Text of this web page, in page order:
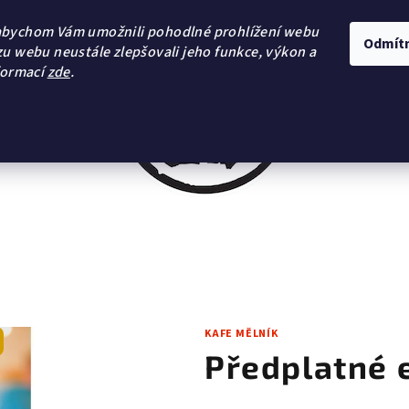
Vám umožnili pohodlné prohlížení webu
webu neustále zlepšovali jeho funkce, výkon a
zde.
KAFE MĚLNÍK
Předplatné